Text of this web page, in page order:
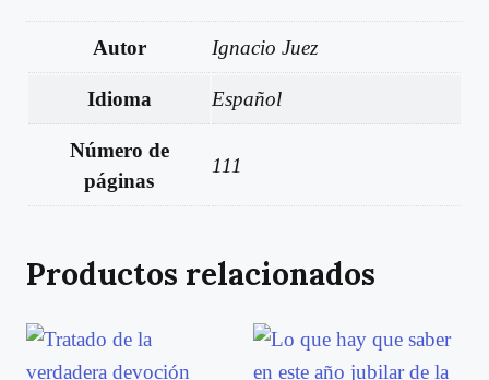
Autor Ignacio Juez
Idioma Español
Número de
páginas
111
Productos relacionados